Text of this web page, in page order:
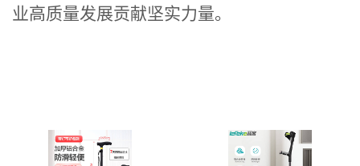
业高质量发展贡献坚实力量。